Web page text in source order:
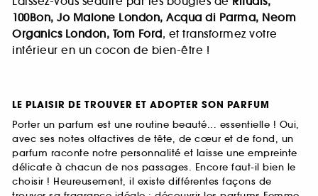
100Bon, Jo Malone London, Acqua di Parma, Neom
Organics London, Tom Ford, et transformez votre
intérieur en un cocon de bien-être !
LE PLAISIR DE TROUVER ET ADOPTER SON PARFUM
Porter un parfum est une routine beauté... essentielle ! Oui,
avec ses notes olfactives de tête, de cœur et de fond, un
parfum raconte notre personnalité et laisse une empreinte
délicate à chacun de nos passages. Encore faut-il bien le
choisir ! Heureusement, il existe différentes façons de